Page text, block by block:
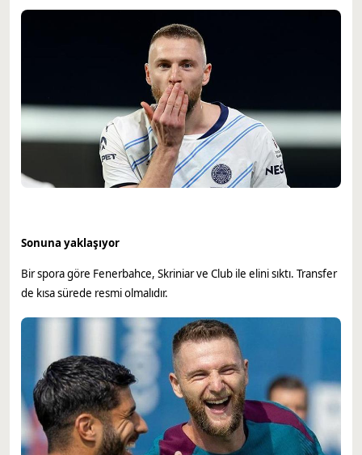
Sonuna yaklaşıyor
Bir spora göre Fenerbahce, Skriniar ve Club ile elini sıktı. Transfer
de kısa sürede resmi olmalıdır.